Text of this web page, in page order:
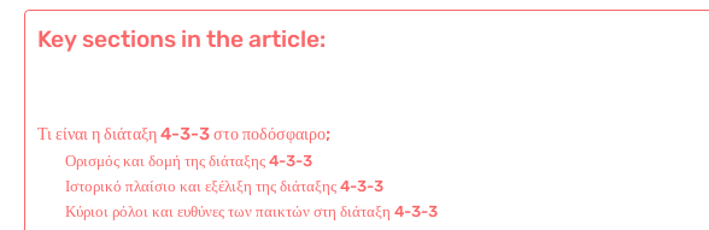
Key sections in the article:
Τι είναι η διάταξη 4-3-3 στο ποδόσφαιρο;
Ορισμός και δομή της διάταξης 4-3-3
Ιστορικό πλαίσιο και εξέλιξη της διάταξης 4-3-3
Κύριοι ρόλοι και ευθύνες των παικτών στη διάταξη 4-3-3